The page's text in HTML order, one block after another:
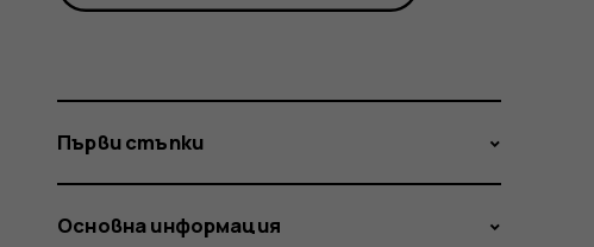
Първи стъпки
Основна информация